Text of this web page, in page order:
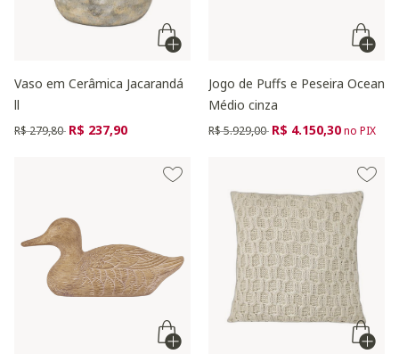
Vaso em Cerâmica Jacarandá
ll
Preço reduzido de
R$ 279,80 para
R$ 237,90
Jogo de Puffs e Peseira Ocean
Médio cinza
Preço reduzido de
R$ 5.929,00 para
R$ 4.150,30no PIX